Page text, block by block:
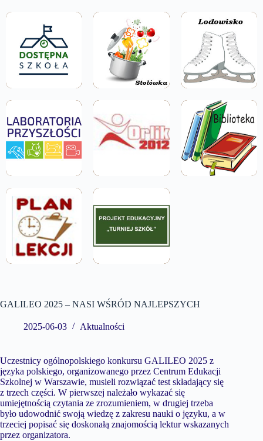
GALILEO 2025 – NASI WŚRÓD NAJLEPSZYCH
2025-06-03 Aktualności
Uczestnicy ogólnopolskiego konkursu GALILEO 2025 z
języka polskiego, organizowanego przez Centrum Edukacji
Szkolnej w Warszawie, musieli rozwiązać test składający się
z trzech części. W pierwszej należało wykazać się
umiejętnością czytania ze zrozumieniem, w drugiej trzeba
było udowodnić swoją wiedzę z zakresu nauki o języku, a w
trzeciej popisać się doskonałą znajomością lektur wskazanych
przez organizatora.